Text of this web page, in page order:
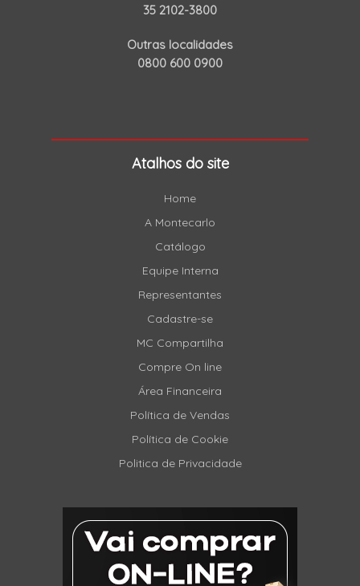
35 2102-3800
Outras localidades
0800 600 0900
Atalhos do site
Home
A Montecarlo
Catálogo
Equipe Interna
Representantes
Cadastre-se
MC Compartilha
Compre On line
Área Financeira
Política de Vendas
Política de Cookie
Politica de Privacidade